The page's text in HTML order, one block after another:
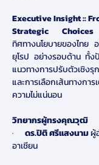
Executive Insight ::
Strategic
ทิศทางนโยบายของไทย
ยุโรป อย่างรอบด้าน ทั้
แนวทางการปรับตัวเชิง
และการเลือกเส้นทางการ
ความไม่แน่นอน
วิทยากรผู้ทรงคุณวุฒิ
· ดร.ปิติ ศรีแสงนาม ผู้
อาเชียน